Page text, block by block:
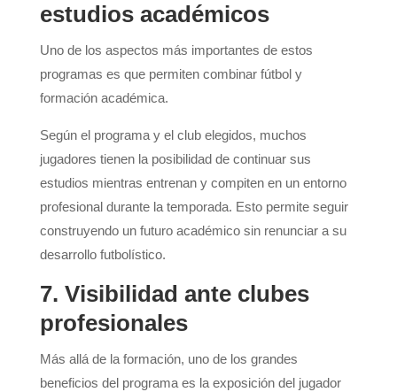
estudios académicos
Uno de los aspectos más importantes de estos
programas es que permiten combinar fútbol y
formación académica.
Según el programa y el club elegidos, muchos
jugadores tienen la posibilidad de continuar sus
estudios mientras entrenan y compiten en un entorno
profesional durante la temporada. Esto permite seguir
construyendo un futuro académico sin renunciar a su
desarrollo futbolístico.
7. Visibilidad ante clubes
profesionales
Más allá de la formación, uno de los grandes
beneficios del programa es la exposición del jugador